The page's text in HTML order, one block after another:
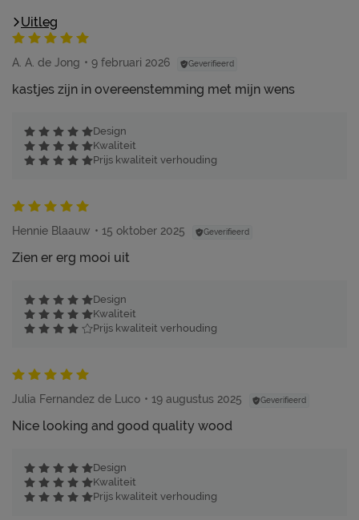
Uitleg
A. A. de Jong 9 februari 2026 Geverifieerd
kastjes zijn in overeenstemming met mijn wens
Design
Kwaliteit
Prijs kwaliteit verhouding
Hennie Blaauw 15 oktober 2025 Geverifieerd
Zien er erg mooi uit
Design
Kwaliteit
Prijs kwaliteit verhouding
Julia Fernandez de Luco 19 augustus 2025 Geverifieerd
Nice looking and good quality wood
Design
Kwaliteit
Prijs kwaliteit verhouding